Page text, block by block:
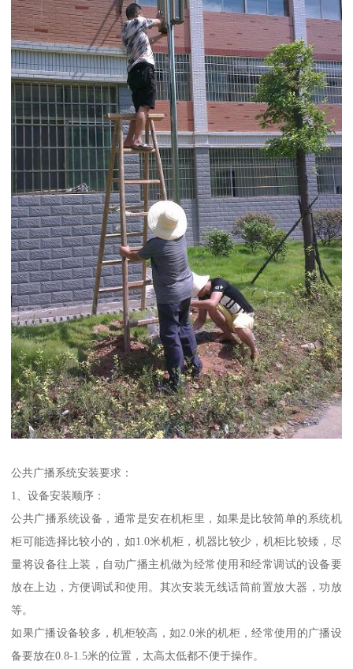
公共广播系统安装要求：
1、设备安装顺序：
公共广播系统设备，通常是安在机柜里，如果是比较简单的系统机
柜可能选择比较小的，如1.0米机柜，机器比较少，机柜比较矮，尽
量将设备往上装，自动广播主机做为经常使用和经常调试的设备要
放在上边，方便调试和使用。其次安装无线话筒前置放大器，功放
等。
如果广播设备较多，机柜较高，如2.0米的机柜，经常使用的广播设
备要放在0.8-1.5米的位置，太高太低都不便于操作。